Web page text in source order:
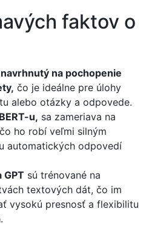
faktov o
na pochopenie
čo je ideálne pre úlohy
alebo otázky a odpovede.
u, sa zameriava na
ho robí veľmi silným
automatických odpovedí
GPT sú trénované na
textových dát, čo im
vysokú presnosť a flexibilitu